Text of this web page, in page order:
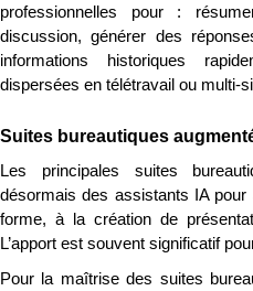
professionnelles pour :
discussion, générer des
informations historiques
dispersées en télétravail ou multi-
Suites bureautiques
Les principales suites
désormais des assistants IA
forme, à la création de
L’apport est souvent significatif
Pour la maîtrise des suites